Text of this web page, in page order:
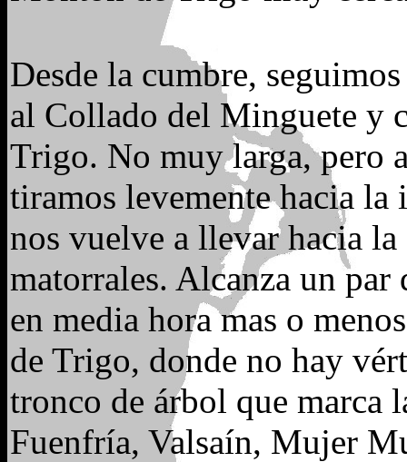
Desde la cumbre,
al Collado del Minguete y
Trigo. No muy larga, pero
tiramos levemente hacia
nos vuelve a llevar hacia
matorrales. Alcanza un par
en media hora mas o
de Trigo, donde no hay
tronco de árbol que marca
Fuenfría, Valsaín, Mujer